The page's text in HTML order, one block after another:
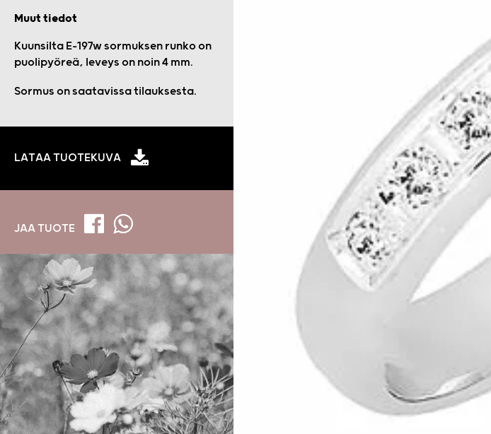
Muut tiedot
Kuunsilta E-197w sormuksen runko on
puolipyöreä, leveys on noin 4 mm.
Sormus on saatavissa tilauksesta.
LATAA TUOTEKUVA
JAA TUOTE